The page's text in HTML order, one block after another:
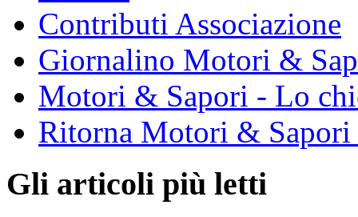
Contributi Associazione
Giornalino Motori &
Motori & Sapori - Lo
Ritorna Motori & Sapori
Gli articoli più letti